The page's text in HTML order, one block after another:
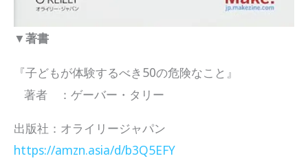
▼著書
『子どもが体験するべき50の危険なこと』
著者 ：ゲーバー・タリー
出版社：オライリージャパン
https://amzn.asia/d/b3Q5EFY